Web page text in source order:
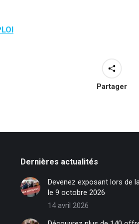
Partager
Dernières actualités
Devenez exposant lors de
le 9 octobre 2026
14 avril 2026